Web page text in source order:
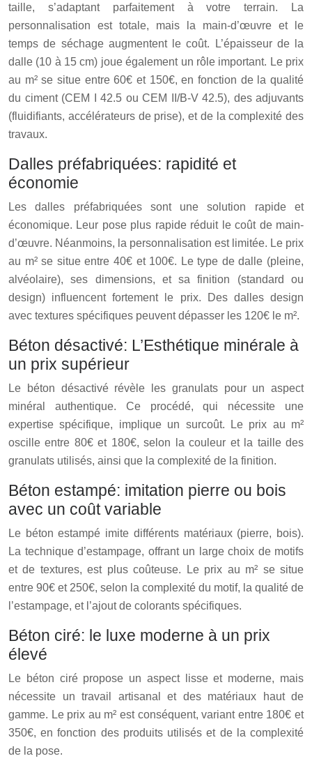
taille, s’adaptant parfaitement à votre terrain. La
personnalisation est totale, mais la main-d’œuvre et le
temps de séchage augmentent le coût. L’épaisseur de la
dalle (10 à 15 cm) joue également un rôle important. Le prix
au m² se situe entre 60€ et 150€, en fonction de la qualité
du ciment (CEM I 42.5 ou CEM II/B-V 42.5), des adjuvants
(fluidifiants, accélérateurs de prise), et de la complexité des
travaux.
Dalles préfabriquées: rapidité et
économie
Les dalles préfabriquées sont une solution rapide et
économique. Leur pose plus rapide réduit le coût de main-
d’œuvre. Néanmoins, la personnalisation est limitée. Le prix
au m² se situe entre 40€ et 100€. Le type de dalle (pleine,
alvéolaire), ses dimensions, et sa finition (standard ou
design) influencent fortement le prix. Des dalles design
avec textures spécifiques peuvent dépasser les 120€ le m².
Béton désactivé: L’Esthétique minérale à
un prix supérieur
Le béton désactivé révèle les granulats pour un aspect
minéral authentique. Ce procédé, qui nécessite une
expertise spécifique, implique un surcoût. Le prix au m²
oscille entre 80€ et 180€, selon la couleur et la taille des
granulats utilisés, ainsi que la complexité de la finition.
Béton estampé: imitation pierre ou bois
avec un coût variable
Le béton estampé imite différents matériaux (pierre, bois).
La technique d’estampage, offrant un large choix de motifs
et de textures, est plus coûteuse. Le prix au m² se situe
entre 90€ et 250€, selon la complexité du motif, la qualité de
l’estampage, et l’ajout de colorants spécifiques.
Béton ciré: le luxe moderne à un prix
élevé
Le béton ciré propose un aspect lisse et moderne, mais
nécessite un travail artisanal et des matériaux haut de
gamme. Le prix au m² est conséquent, variant entre 180€ et
350€, en fonction des produits utilisés et de la complexité
de la pose.